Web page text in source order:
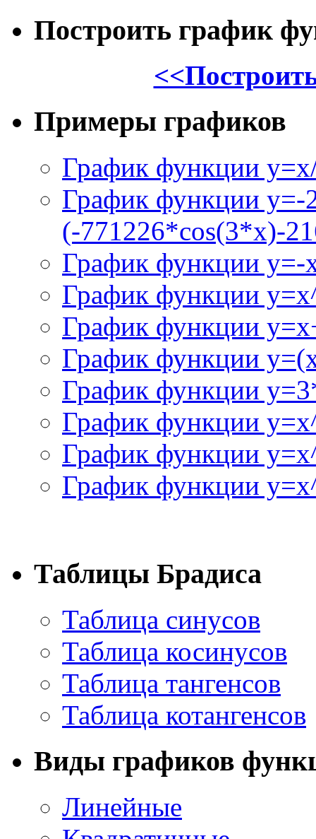
Построить график
Примеры графиков
График функции
График функции y=-
(-771226*cos(3*x)-
График функции
График функции
График функции
График функции
График функции
График функции
График функции
График функции
Таблицы Брадиса
Таблица синусов
Таблица косинусов
Таблица тангенсов
Таблица котангенсов
Виды графиков
Линейные